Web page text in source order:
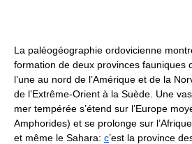
La paléogéographie ordovicienne
formation de deux provinces fauniques
l’une au nord de l’Amérique et de la
de l’Extrême-Orient à la Suède. Une
mer tempérée s’étend sur l’Europe
Amphorides) et se prolonge sur
et même le Sahara: c’est la province